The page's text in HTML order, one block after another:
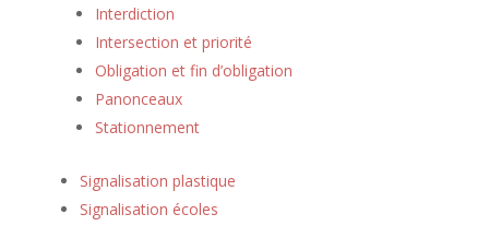
Interdiction
Intersection et priorité
Obligation et fin d’obligation
Panonceaux
Stationnement
Signalisation plastique
Signalisation écoles